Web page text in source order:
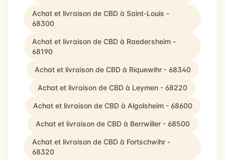
Achat et livraison de CBD à Saint-Louis -
68300
Achat et livraison de CBD à Raedersheim -
68190
Achat et livraison de CBD à Riquewihr - 68340
Achat et livraison de CBD à Leymen - 68220
Achat et livraison de CBD à Algolsheim - 68600
Achat et livraison de CBD à Berrwiller - 68500
Achat et livraison de CBD à Fortschwihr -
68320